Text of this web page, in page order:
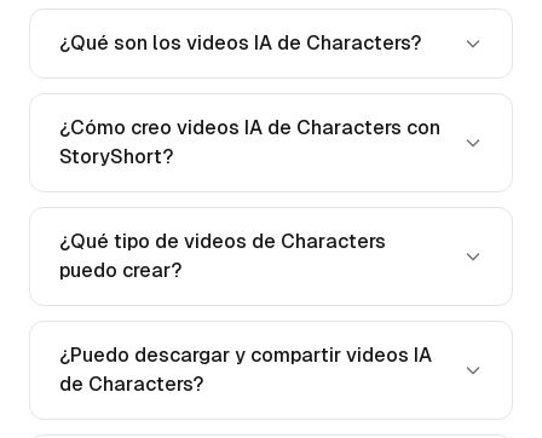
¿Qué son los videos IA de Characters?
¿Cómo creo videos IA de Characters con
StoryShort?
¿Qué tipo de videos de Characters
puedo crear?
¿Puedo descargar y compartir videos IA
de Characters?